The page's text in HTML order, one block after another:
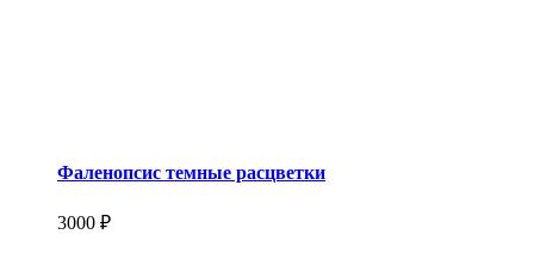
Фаленопсис темные расцветки
3000 ₽